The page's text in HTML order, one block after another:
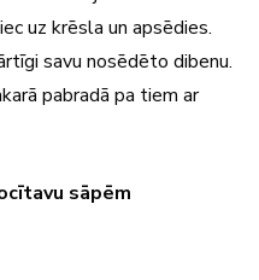
uz krēsla un apsēdies.
savu nosēdēto dibenu.
pabradā pa tiem ar
sāpēm